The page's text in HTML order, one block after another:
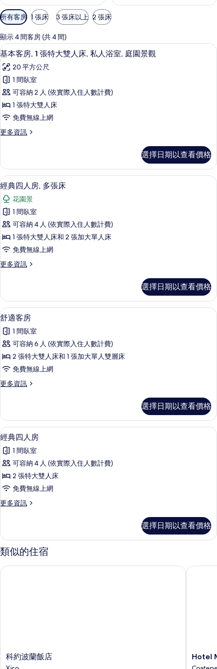
可
用
的
客
房
篩
選
條
所有客房 1 張床 3 張床以上 2 張床
顯示 4 間客房 (共 4 間)
顯
示
基
本
客
房,
張
大
雙
人
床,
私
人
浴
室,
庭
觀
的
所
有
相
片
基本客房, 1 張特大雙人床, 私人浴室,
3
基本客房, 1 張特大雙人床, 私人浴室, 庭園景觀
20 平方公尺
1 間臥室
可容納 2 人 (依實際入住人數計費)
1 張特大雙人床
免費無線上網
更多資訊
更
客
房,
1
張
特
大
雙
人
床,
私
人
浴
景
觀
的
詳
情
選擇日期以查看價格
顯
示
經
典
四
人
多
床
的
所
有
相
片
經典四人房, 多張床 | 熨斗/熨衣板、免
1
經典四人房, 多張床
花園景
1 間臥室
可容納 4 人 (依實際入住人數計費)
1 張特大雙人床和 2 張加大單人床
免費無線上網
更多資訊
更
四
人
房,
張
床
詳
情
選擇日期以查看價格
顯
示
舒
適
客
的
有
相
片
舒適客房 | 熨斗/熨衣板、免費無線上
1
舒適客房
1 間臥室
可容納 6 人 (依實際入住人數計費)
2 張特大雙人床和 1 張加大單人雙層床
免費無線上網
更多資訊
更
客
房
的
情
選擇日期以查看價格
顯
示
經
典
四
房
所
有
相
片
經典四人房 | 熨斗/熨衣板、免費無線
1
經典四人房
1 間臥室
可容納 4 人 (依實際入住人數計費)
2 張特大雙人床
免費無線上網
更多資訊
更
四
人
房
詳
選擇日期以查看價格
類似的住宿
科
約
科約波蘭飯店
科約波蘭飯店
Hotel
Hotel
Hotel